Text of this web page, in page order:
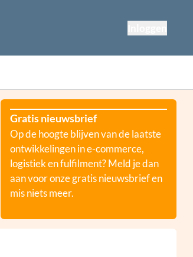
Gratis nieuwsbrief
Op de hoogte blijven van de laatste
ontwikkelingen in e-commerce,
logistiek en fulfilment? Meld je dan
aan voor onze gratis nieuwsbrief en
mis niets meer.